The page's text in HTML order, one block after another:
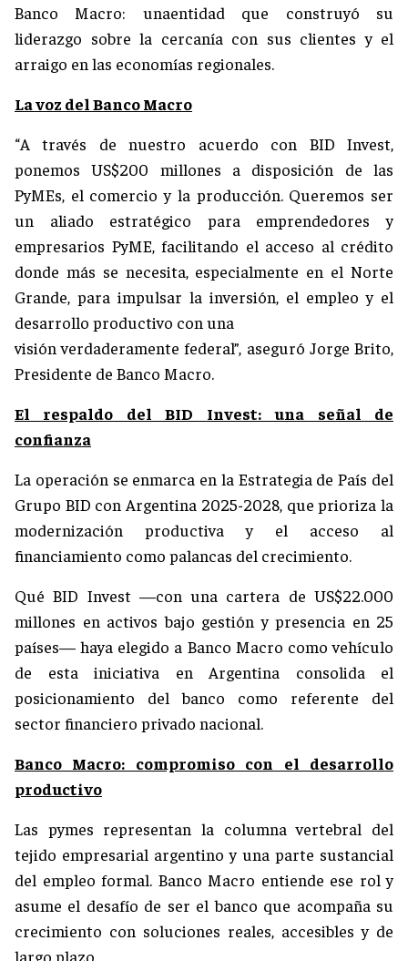
Banco Macro: unaentidad que construyó su
liderazgo sobre la cercanía con sus clientes y el
arraigo en las economías regionales.
La voz del Banco Macro
“A través de nuestro acuerdo con BID Invest,
ponemos US$200 millones a disposición de las
PyMEs, el comercio y la producción. Queremos ser
un aliado estratégico para emprendedores y
empresarios PyME, facilitando el acceso al crédito
donde más se necesita, especialmente en el Norte
Grande, para impulsar la inversión, el empleo y el
desarrollo productivo con una
visión verdaderamente federal”, aseguró Jorge Brito,
Presidente de Banco Macro.
El respaldo del BID Invest: una señal de
confianza
La operación se enmarca en la Estrategia de País del
Grupo BID con Argentina 2025-2028, que prioriza la
modernización productiva y el acceso al
financiamiento como palancas del crecimiento.
Qué BID Invest —con una cartera de US$22.000
millones en activos bajo gestión y presencia en 25
países— haya elegido a Banco Macro como vehículo
de esta iniciativa en Argentina consolida el
posicionamiento del banco como referente del
sector financiero privado nacional.
Banco Macro: compromiso con el desarrollo
productivo
Las pymes representan la columna vertebral del
tejido empresarial argentino y una parte sustancial
del empleo formal. Banco Macro entiende ese rol y
asume el desafío de ser el banco que acompaña su
crecimiento con soluciones reales, accesibles y de
largo plazo.